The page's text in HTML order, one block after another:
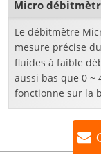
Micro
Le débitmètre
mesure précise
fluides à faible
aussi bas que 0 ~
fonctionne sur la
la force de